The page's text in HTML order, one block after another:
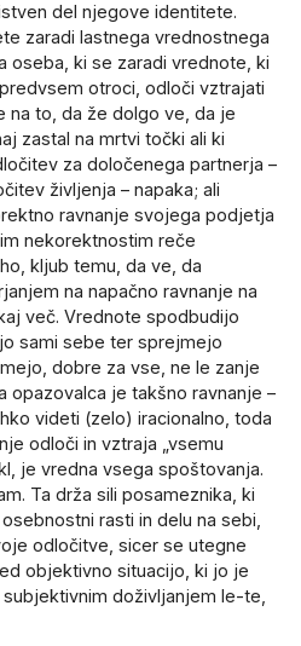
del njegove identitete.
zaradi lastnega vrednostnega
oseba, ki se zaradi vrednote, ki
otroci, odloči vztrajati
na to, da že dolgo ve, da je
zastal na mrtvi točki ali ki
za določenega partnerja –
življenja – napaka; ali
ravnanje svojega podjetja
nekorektnostim reče
kljub temu, da ve, da
na napačno ravnanje na
več. Vrednote spodbudijo
sami sebe ter sprejmejo
dobre za vse, ne le zanje
opazovalca je takšno ravnanje –
videti (zelo) iracionalno, toda
odloči in vztraja „vsemu
je vredna vsega spoštovanja.
Ta drža sili posameznika, ki
rasti in delu na sebi,
odločitve, sicer se utegne
objektivno situacijo, ki jo je
doživljanjem le-te,